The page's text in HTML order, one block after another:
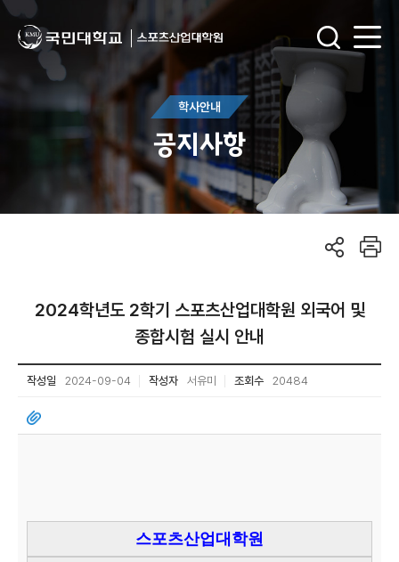
학사안내
공지사항
2024학년도 2학기 스포츠산업대학원 외국어 및
종합시험 실시 안내
작성일 2024-09-04 작성자 서유미 조회수 20484
스포츠산업대학원